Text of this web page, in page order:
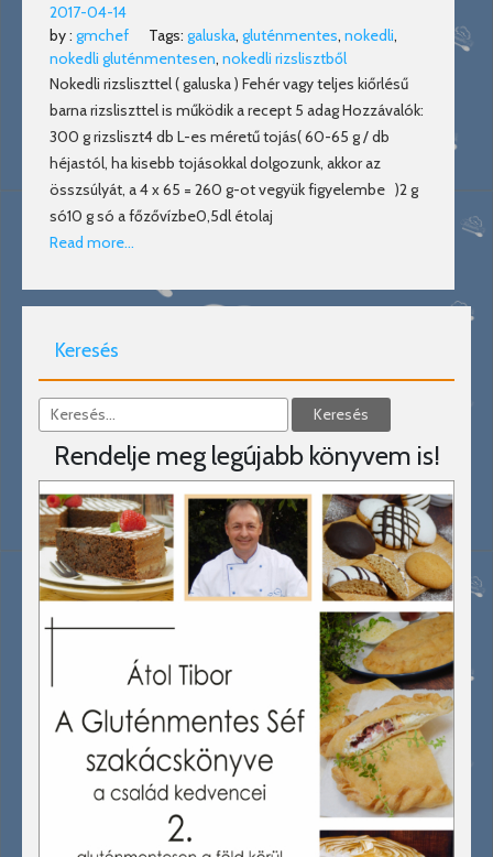
2017-04-14
by : gmchef Tags: galuska, gluténmentes, nokedli,
nokedli gluténmentesen, nokedli rizslisztből
Nokedli rizsliszttel ( galuska ) Fehér vagy teljes kiőrlésű
barna rizsliszttel is működik a recept 5 adag Hozzávalók:
300 g rizsliszt4 db L-es méretű tojás( 60-65 g / db
héjastól, ha kisebb tojásokkal dolgozunk, akkor az
összsúlyát, a 4 x 65 = 260 g-ot vegyük figyelembe )2 g
só10 g só a főzővízbe0,5dl étolaj
Read more…
Keresés
Rendelje meg legújabb könyvem is!